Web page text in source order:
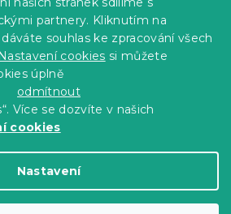
partnery. Kliknutím na
dáváte souhlas ke zpracování všech
Nastavení cookies si můžete
úplně
odmítnout
Více se dozvíte v našich
cookies
Nastavení
Výprodej povlečení. Všechna